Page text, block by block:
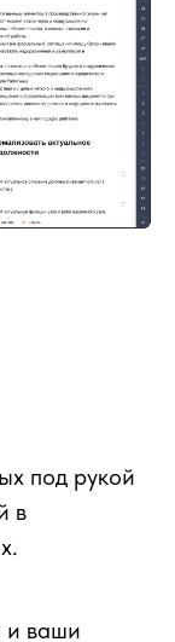
под рукой
в
и ваши